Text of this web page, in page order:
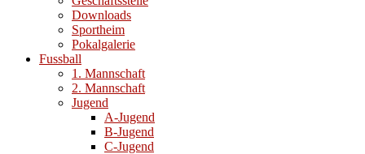
Downloads
Sportheim
Pokalgalerie
Fussball
1. Mannschaft
2. Mannschaft
Jugend
A-Jugend
B-Jugend
C-Jugend